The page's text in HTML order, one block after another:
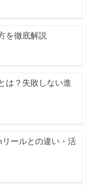
を徹底解説
は？失敗しない進
ールとの違い・活